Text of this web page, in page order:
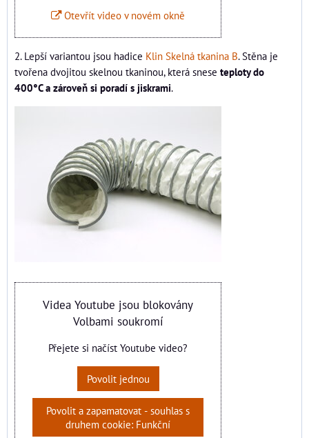
Otevřít video v novém okně
2. Lepší variantou jsou hadice Klin Skelná tkanina B. Stěna je
tvořena dvojitou skelnou tkaninou, která snese teploty do
400°C a zároveň si poradí s jiskrami.
Videa Youtube jsou blokovány
Volbami soukromí
Přejete si načíst Youtube video?
Povolit jednou
Povolit a zapamatovat - souhlas s
druhem cookie: Funkční